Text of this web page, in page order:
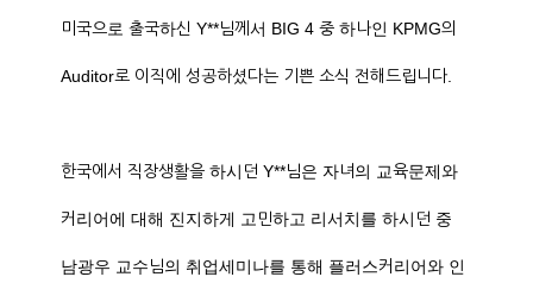
미국으로 출국하신 Y**님께서 BIG 4 중 하나인 KPMG의
Auditor로 이직에 성공하셨다는 기쁜 소식 전해드립니다.
한국에서 직장생활을 하시던 Y**님은 자녀의 교육문제와
커리어에 대해 진지하게 고민하고 리서치를 하시던 중
남광우 교수님의 취업세미나를 통해 플러스커리어와 인